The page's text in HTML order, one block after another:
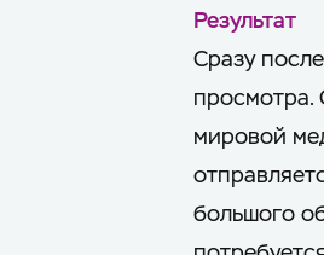
Результат
Сразу
просмотра.
мировой
большого